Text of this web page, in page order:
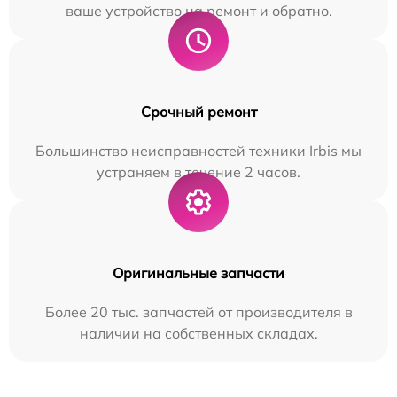
ваше устройство на ремонт и обратно.
Срочный ремонт
Большинство неисправностей техники Irbis мы
устраняем в течение 2 часов.
Оригинальные запчасти
Более 20 тыс. запчастей от производителя в
наличии на собственных складах.